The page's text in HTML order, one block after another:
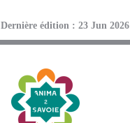
Dernière édition : 23 Jun 2026